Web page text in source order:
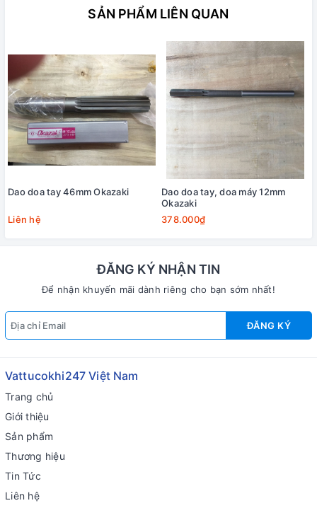
SẢN PHẨM LIÊN QUAN
Dao doa tay 46mm Okazaki
Liên hệ
Dao doa tay, doa máy 12mm
Okazaki
378.000₫
ĐĂNG KÝ NHẬN TIN
Để nhận khuyến mãi dành riêng cho bạn sớm nhất!
ĐĂNG KÝ
Vattucokhi247 Việt Nam
Trang chủ
Giới thiệu
Sản phẩm
Thương hiệu
Tin Tức
Liên hệ